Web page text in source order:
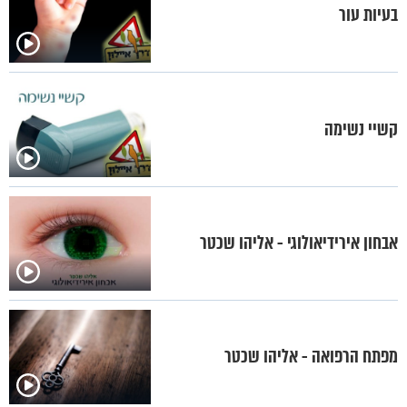
בעיות עור
קשיי נשימה
אבחון אירידיאולוגי - אליהו שכטר
מפתח הרפואה - אליהו שכטר